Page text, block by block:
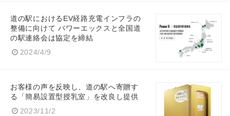
道の駅におけるEV経路充電インフラの
整備に向けて パワーエックスと全国道
の駅連絡会は協定を締結
2024/4/9
お客様の声を反映し、道の駅へ寄贈す
る「簡易設置型授乳室」を改良し提供
2023/11/2